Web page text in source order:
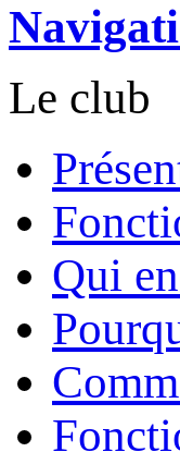
Le club
Qui